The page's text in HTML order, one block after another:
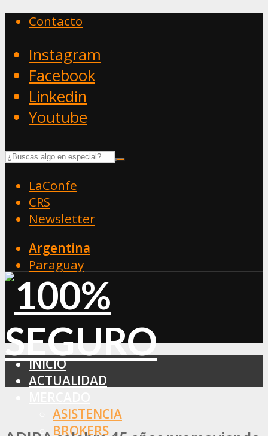
Contacto
Instagram
Facebook
Linkedin
Youtube
LaConfe
CRS
Newsletter
Argentina
Paraguay
INICIO
ACTUALIDAD
ASISTENCIA
BROKERS